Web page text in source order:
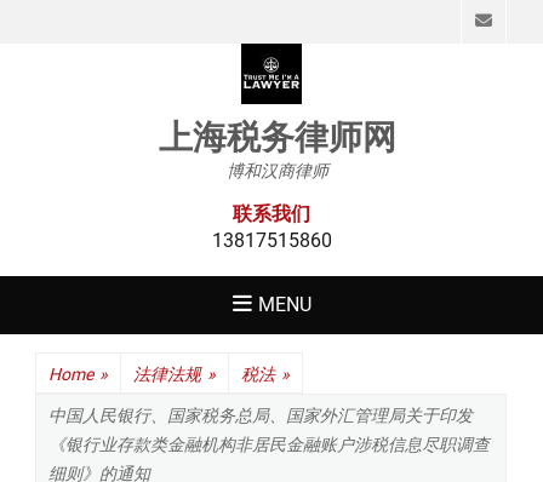
上海税务律师网
博和汉商律师
联系我们
13817515860
MENU
Home » 法律法规 » 税法 »
中国人民银行、国家税务总局、国家外汇管理局关于印发
《银行业存款类金融机构非居民金融账户涉税信息尽职调查
细则》的通知